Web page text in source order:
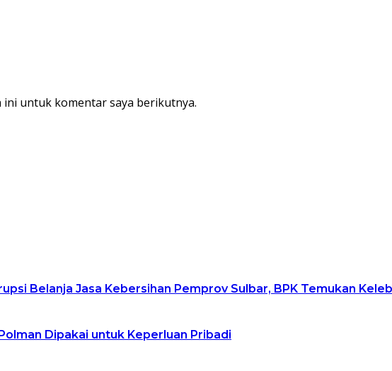
ini untuk komentar saya berikutnya.
Belanja Jasa Kebersihan Pemprov Sulbar, BPK Temukan
Dipakai untuk Keperluan Pribadi